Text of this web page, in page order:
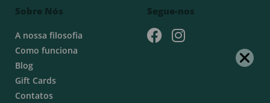
Sobre Nós
A nossa filosofia
Como funciona
Blog
Gift Cards
Contatos
Segue-nos